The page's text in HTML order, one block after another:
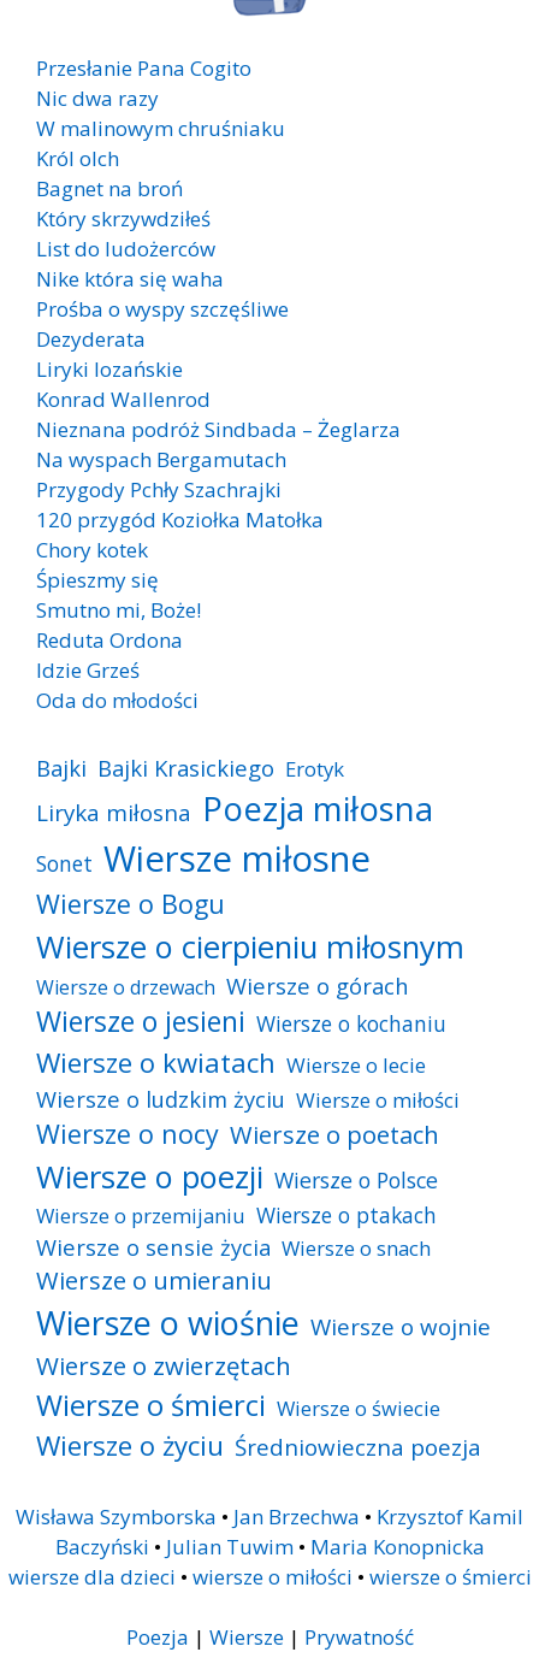
Przesłanie Pana Cogito
Nic dwa razy
W malinowym chruśniaku
Król olch
Bagnet na broń
Który skrzywdziłeś
List do ludożerców
Nike która się waha
Prośba o wyspy szczęśliwe
Dezyderata
Liryki lozańskie
Konrad Wallenrod
Nieznana podróż Sindbada – Żeglarza
Na wyspach Bergamutach
Przygody Pchły Szachrajki
120 przygód Koziołka Matołka
Chory kotek
Śpieszmy się
Smutno mi, Boże!
Reduta Ordona
Idzie Grześ
Oda do młodości
Bajki Bajki Krasickiego Erotyk
Liryka miłosna Poezja miłosna
Sonet Wiersze miłosne
Wiersze o Bogu
Wiersze o cierpieniu miłosnym
Wiersze o drzewach Wiersze o górach
Wiersze o jesieni Wiersze o kochaniu
Wiersze o kwiatach Wiersze o lecie
Wiersze o ludzkim życiu Wiersze o miłości
Wiersze o nocy Wiersze o poetach
Wiersze o poezji Wiersze o Polsce
Wiersze o przemijaniu Wiersze o ptakach
Wiersze o sensie życia Wiersze o snach
Wiersze o umieraniu
Wiersze o wiośnie Wiersze o wojnie
Wiersze o zwierzętach
Wiersze o śmierci Wiersze o świecie
Wiersze o życiu Średniowieczna poezja
Wisława Szymborska • Jan Brzechwa • Krzysztof Kamil
Baczyński • Julian Tuwim• Maria Konopnicka
wiersze dla dzieci • wiersze o miłości • wiersze o śmierci
Poezja | Wiersze| Prywatność